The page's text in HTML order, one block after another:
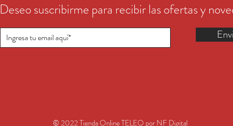
Deseo suscribirme para recibir las ofertas y
© 2022 Tienda Online TELEO por NF Digital